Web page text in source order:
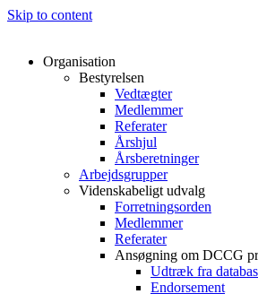
Skip to content
Organisation
Bestyrelsen
Vedtægter
Medlemmer
Referater
Årshjul
Årsberetninger
Arbejdsgrupper
Videnskabeligt udvalg
Forretningsorden
Medlemmer
Referater
Ansøgning om DCCG
Udtræk fra
Endorsement